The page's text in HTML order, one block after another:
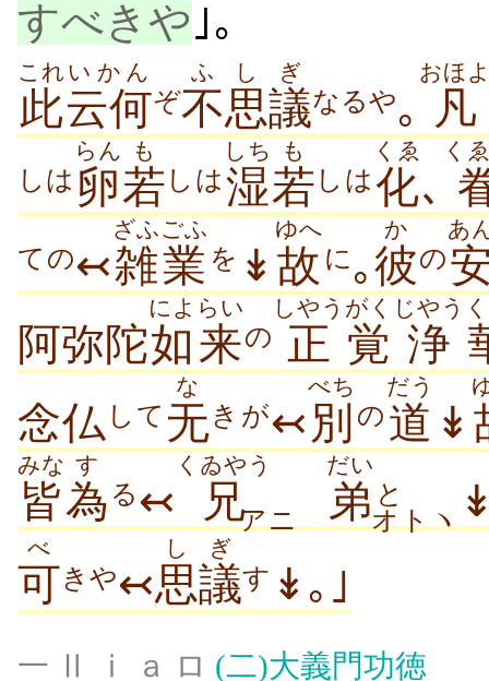
すべきや ｣｡
此
これ
云何
いかん
ぞ不思議
ふしぎ
なるや｡ 凡
おほ
しは 卵
らん
若
も
しは湿
しち
若
も
しは化
くゑ
､
く
ての↢雑業
ざふごふ
を ↡ 故
ゆへ
に ｡彼
か
の
あ
阿弥陀如来
によらい
の 正
しやう
覚
がく
浄
じやう
念仏 して 无
な
きが↢ 別
べち
の 道
だう
↡
皆
みな
為
す
る ↢ 兄
くゐやう
アニ 弟
だい
と
オトヽ
可
べ
きや↢思議
しぎ
す ↡｡｣
一 Ⅱ ⅰ ａ ロ (二)大義門功徳